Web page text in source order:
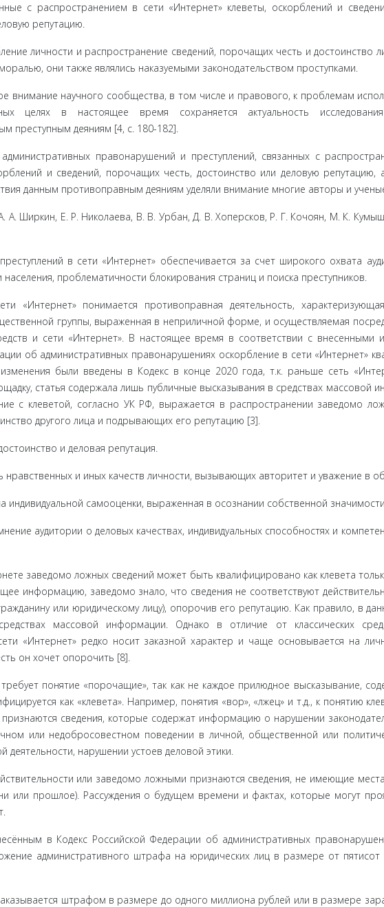
с распространением в сети «Интернет» клеветы, оскорблений и
репутацию.
личности и распростране­ние сведений, порочащих честь и достоинство
они также являлись наказу­емыми законодательством проступками.
внимание научного сообще­ства, в том числе и правового, к проблемам
целях в настоящее время сохраняется актуальность
преступным деяниям [4, с. 180-182].
правона­рушений и преступлений, связанных с
и сведений, порочащих честь, достоинство или деловую репутацию,
данным противоправным дея­ниям уделяли внимание многие авторы и
А. Ширкин, Е. Р. Николаева, В. В. Урбан, Д. В. Хоперсков, Р. Г. Кочоян, М. К.
в сети «Интернет» обеспечивается за счет широкого охвата
проблематичности блокиро­вания страниц и поиска преступников.
«Интернет» понимается про­тивоправная деятельность,
группы, выраженная в неприличной форме, и осуществляемая
и сети «Интернет». В настоящее время в соответствии с внесенными
об административных правонарушениях оскорбление в сети «Интернет»
были введены в Кодекс в конце 2020 года, т.к. раньше сеть
статья содержала лишь публичные высказывания в средствах массовой
с клеветой, согласно УК РФ, выражается в распространении заведомо
другого лица и подрывающих его репутацию [3].
и деловая репута­ция.
нравственных и иных качеств личности, вызывающих авторитет и уважение в
самооценки, выраженная в осознании собственной
аудитории о деловых ка­чествах, индивидуальных способностях и
заведомо ложных сведений может быть квалифицировано как клевета
информацию, заведомо знало, что сведения не соответствуют
или юридическому лицу), опорочив его репутацию. Как правило, в
массовой информации. Однако в отличие от классических
«Интернет» редко носит заказной характер и чаще ос­новывается на
он хочет опорочить [8].
понятие «порочащие», так как не каждое прилюдное высказывание,
как «клевета». Напри­мер, понятия «вор», «лжец» и т.д., к понятию
сведения, которые со­держат информацию о нарушении
или недобросовестном поведе­нии в личной, общественной или
деятельности, нарушении устоев деловой этики.
или заведомо ложными признаются сведения, не имеющие
или прошлое). Рассуждения о будущем времени и фактах, которые могут
в Кодекс Российской Федерации об административных
административного штрафа на юридических лиц в размере от
штрафом в размере до одного миллиона рублей или в размере